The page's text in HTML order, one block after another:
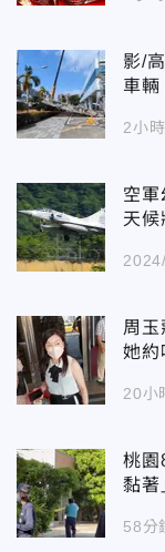
影/
車
2小
空
天候
周玉
她約
20小
桃園
黏
58分